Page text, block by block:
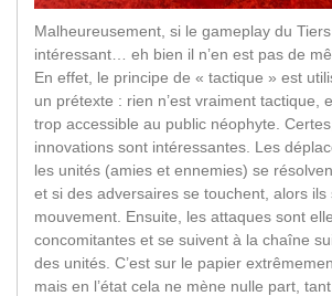
Malheureusement, si le gameplay du
intéressant… eh bien il n’en est pas de
En effet, le principe de « tactique » est
un prétexte : rien n’est vraiment tactique,
trop accessible au public néophyte.
innovations sont intéressantes. Les
les unités (amies et ennemies) se
et si des adversaires se touchent, alors ils
mouvement. Ensuite, les attaques sont
concomitantes et se suivent à la chaîne
des unités. C’est sur le papier
mais en l’état cela ne mène nulle part,